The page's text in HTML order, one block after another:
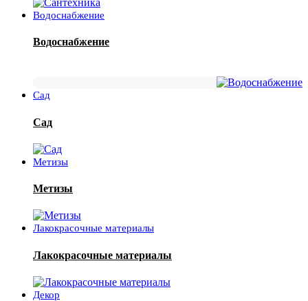
Водоснабжение
Водоснабжение
Сад
Сад
Метизы
Метизы
Лакокрасочные материалы
Лакокрасочные материалы
Декор